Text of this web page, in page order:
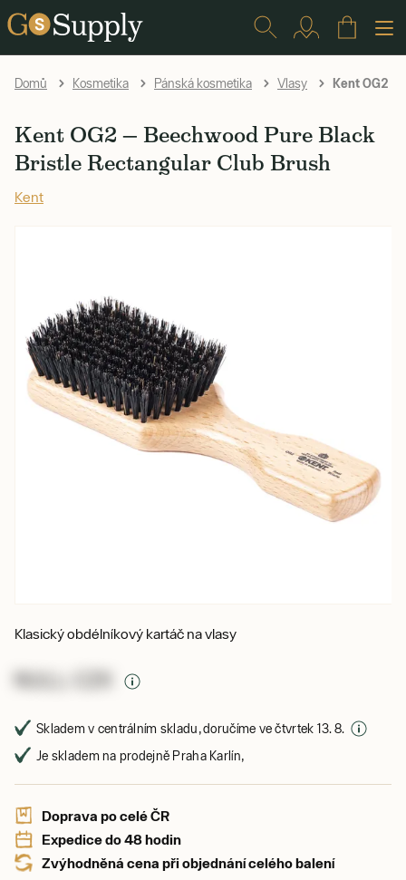
Domů Kosmetika Pánská kosmetika Vlasy Kent OG2 —
Kent OG2 — Beechwood Pure Black
Bristle Rectangular Club Brush
Kent
Klasický obdélníkový kartáč na vlasy
NULL CZK
Skladem v centrálním skladu, doručíme ve čtvrtek 13. 8.
Je skladem na prodejně Praha Karlín,
Doprava po celé ČR
Expedice do 48 hodin
Zvýhodněná cena při objednání celého balení